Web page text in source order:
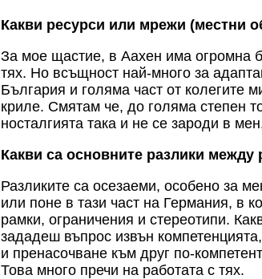
Какви ресурси или мрежи (местни
За мое щастие, в Аахен има огромна
тях. Но всъщност най-много за
България и голяма част от колегите
криле. Смятам че, до голяма степен
носталгията така и не се зароди в
Какви са основните разлики между
Разликите са осезаеми, особено за
или поне в тази част на Германия, в
рамки, ограничения и стереотипи.
зададеш въпрос извън
и пренасочване към друг по-
Това много пречи на работата с тях.